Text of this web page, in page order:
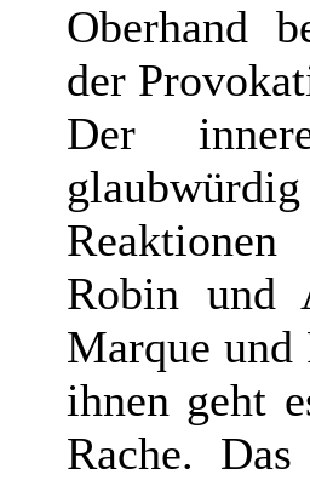
Oberhand
der
Der
Robin und
Marque und
ihnen geht
Rache.